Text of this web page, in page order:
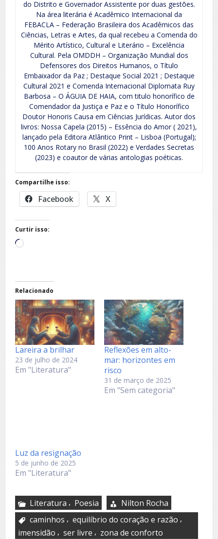
do Distrito e Governador Assistente por duas gestões.
Na área literária é Acadêmico Internacional da
FEBACLA – Federação Brasileira dos Acadêmicos das
Ciências, Letras e Artes, da qual recebeu a Comenda do
Mérito Artístico, Cultural e Literário – Excelência
Cultural. Pela OMDDH – Organização Mundial dos
Defensores dos Direitos Humanos, o Título
Embaixador da Paz ; Destaque Social 2021 ; Destaque
Cultural 2021 e Comenda Internacional Diplomata Ruy
Barbosa – O ÁGUIA DE HAIA, com titulo honorífico de
Comendador da Justiça e Paz e o Título Honorífico
Doutor Honoris Causa em Ciências Jurídicas. Autor dos
livros: Nossa Capela (2015) – Essência do Amor ( 2021),
lançado pela Editora Atlântico Print – Lisboa (Portugal);
100 Anos Rotary no Brasil (2022) e Verdades Secretas
(2023) e coautor de várias antologias poéticas.
Compartilhe isso:
Facebook X
Curtir isso:
Carregando...
Relacionado
Lareira a brilhar
23 de julho de 2024
Em "Literatura"
Reflexões em alto-
mar: horizontes em
risco
31 de março de 2025
Em "Sem categoria"
Luz da resignação
5 de junho de 2025
Em "Literatura"
Literatura , Poesia
Nilton Rocha
caminhos , equilíbrio do coração e razão ,
imensidão , ser livre , zona de conforto